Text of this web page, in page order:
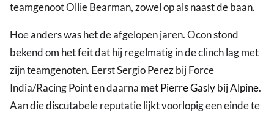
teamgenoot Ollie Bearman, zowel op als naast de baan.
Hoe anders was het de afgelopen jaren. Ocon stond
bekend om het feit dat hij regelmatig in de clinch lag met
zijn teamgenoten. Eerst Sergio Perez bij Force
India/Racing Point en daarna metPierre GaslybijAlpine.
Aan die discutabele reputatie lijkt voorlopig een einde te